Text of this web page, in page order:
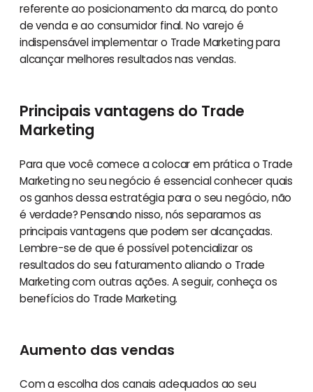
referente ao posicionamento da marca, do ponto
de venda e ao consumidor final. No varejo é
indispensável implementar o Trade Marketing para
alcançar melhores resultados nas vendas.
Principais vantagens do Trade
Marketing
Para que você comece a colocar em prática o Trade
Marketing no seu negócio é essencial conhecer quais
os ganhos dessa estratégia para o seu negócio, não
é verdade? Pensando nisso, nós separamos as
principais vantagens que podem ser alcançadas.
Lembre-se de que é possível potencializar os
resultados do seu faturamento aliando o Trade
Marketing com outras ações. A seguir, conheça os
benefícios do Trade Marketing.
Aumento das vendas
Com a escolha dos canais adequados ao seu